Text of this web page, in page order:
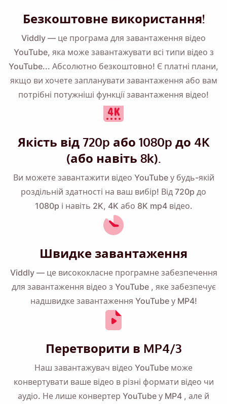
Безкоштовне використання!
Viddly — це програма для завантаження відео
YouTube, яка може завантажувати всі типи відео з
YouTube... Абсолютно безкоштовно! Є платні плани,
якщо ви хочете запланувати завантаження або вам
потрібні потужніші функції завантаження відео!
Якість від 720p або 1080p до 4K
(або навіть 8k).
Ви можете завантажити відео YouTube у будь-якій
роздільній здатності на ваш вибір! Від 720p до
1080p і навіть 2K, 4K або 8K mp4 відео.
Швидке завантаження
Viddly — це висококласне програмне забезпечення
для завантаження відео з YouTube, яке забезпечує
надшвидке завантаження YouTube у MP4!
Перетворити в MP4/3
Наш завантажувач відео YouTube може
конвертувати ваше відео в різні формати відео чи
аудіо. Не лише конвертер YouTube у MP4 , але й